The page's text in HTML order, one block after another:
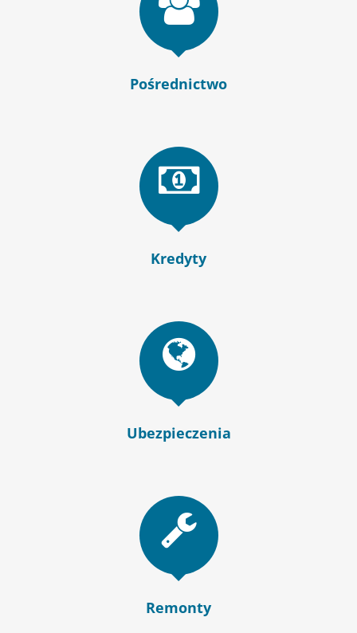
Pośrednictwo
Kredyty
Ubezpieczenia
Remonty